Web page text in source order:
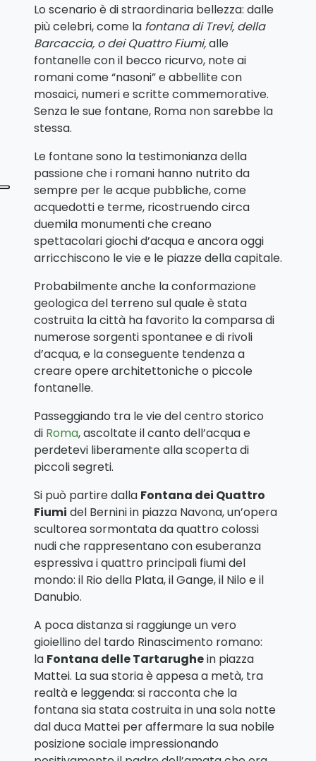
Lo scenario è di straordinaria bellezza: dalle
più celebri, come la fontana di Trevi, della
Barcaccia, o dei Quattro Fiumi,alle
fontanelle con il becco ricurvo, note ai
romani come “nasoni” e abbellite con
mosaici, numeri e scritte commemorative.
Senza le sue fontane, Roma non sarebbe la
stessa.
Le fontane sono la testimonianza della
passione che i romani hanno nutrito da
sempre per le acque pubbliche, come
acquedotti e terme, ricostruendo circa
duemila monumenti che creano
spettacolari giochi d’acqua e ancora oggi
arricchiscono le vie e le piazze della capitale.
Probabilmente anche la conformazione
geologica del terreno sul quale è stata
costruita la città ha favorito la comparsa di
numerose sorgenti spontanee e di rivoli
d’acqua, e la conseguente tendenza a
creare opere architettoniche o piccole
fontanelle.
Passeggiando tra le vie del centro storico
di Roma, ascoltate il canto dell’acqua e
perdetevi liberamente alla scoperta di
piccoli segreti.
Si può partire dalla Fontana dei Quattro
Fiumi del Bernini in piazza Navona, un’opera
scultorea sormontata da quattro colossi
nudi che rappresentano con esuberanza
espressiva i quattro principali fiumi del
mondo: il Rio della Plata, il Gange, il Nilo e il
Danubio.
A poca distanza si raggiunge un vero
gioiellino del tardo Rinascimento romano:
la Fontana delle Tartarughein piazza
Mattei. La sua storia è appesa a metà, tra
realtà e leggenda: si racconta che la
fontana sia stata costruita in una sola notte
dal duca Mattei per affermare la sua nobile
posizione sociale impressionando